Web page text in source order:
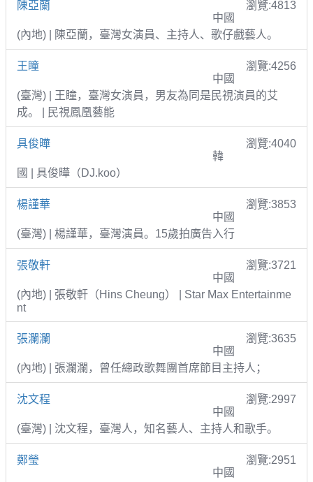
陳亞蘭
瀏覽:4813
中國
(內地) | 陳亞蘭，臺灣女演員、主持人、歌仔戲藝人。
王瞳
瀏覽:4256
中國
(臺灣) | 王瞳，臺灣女演員，男友為同是民視演員的艾
成。 | 民視鳳凰藝能
具俊曄
瀏覽:4040
韓
國 | 具俊曄（DJ.koo）
楊謹華
瀏覽:3853
中國
(臺灣) | 楊謹華，臺灣演員。15歲拍廣告入行
張敬軒
瀏覽:3721
中國
(內地) | 張敬軒（Hins Cheung） | Star Max Entertainme
nt
張瀾瀾
瀏覽:3635
中國
(內地) | 張瀾瀾，曾任總政歌舞團首席節目主持人；
沈文程
瀏覽:2997
中國
(臺灣) | 沈文程，臺灣人，知名藝人、主持人和歌手。
鄭瑩
瀏覽:2951
中國